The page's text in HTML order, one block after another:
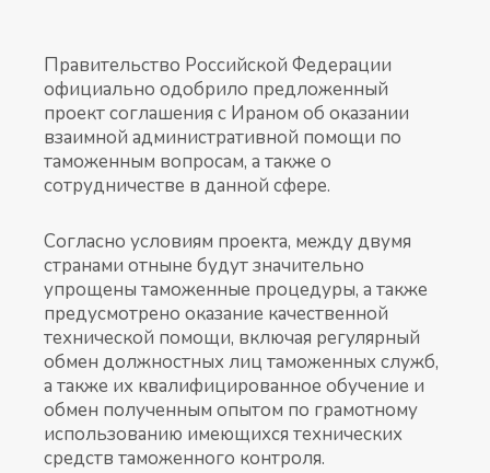
Правительство Российской Федерации
официально одобрило предложенный
проект соглашения с Ираном об оказании
взаимной административной помощи по
таможенным вопросам, а также о
сотрудничестве в данной сфере.
Согласно условиям проекта, между двумя
странами отныне будут значительно
упрощены таможенные процедуры, а также
предусмотрено оказание качественной
технической помощи, включая регулярный
обмен должностных лиц таможенных служб,
а также их квалифицированное обучение и
обмен полученным опытом по грамотному
использованию имеющихся технических
средств таможенного контроля.